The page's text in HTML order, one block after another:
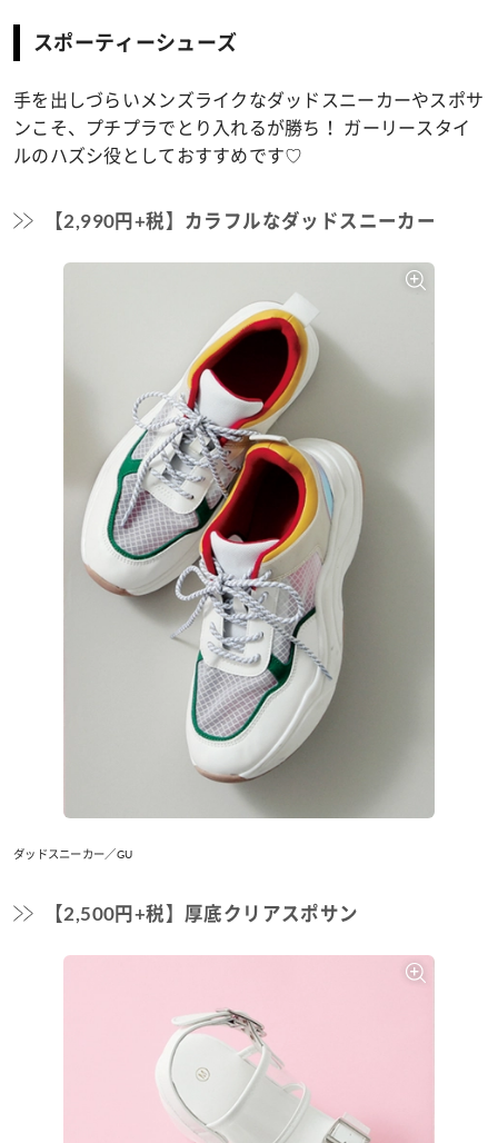
スポーティーシューズ
手を出しづらいメンズライクなダッドスニーカーやスポサ
ンこそ、プチプラでとり入れるが勝ち！ ガーリースタイ
ルのハズシ役としておすすめです♡
【2,990円+税】カラフルなダッドスニーカー
ダッドスニーカー／GU
【2,500円+税】厚底クリアスポサン